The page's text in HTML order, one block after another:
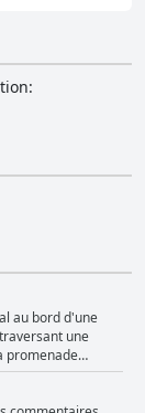
:
au bord d'une
une
promenade
L'hôtel est
Malgré quelques